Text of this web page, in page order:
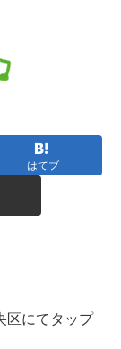
はてブ
区にてタップ